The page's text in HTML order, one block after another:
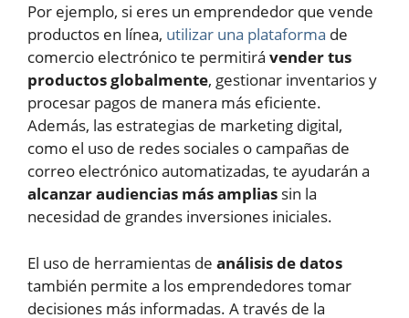
Por ejemplo, si eres un emprendedor que vende
productos en línea, utilizar una plataforma de
comercio electrónico te permitirá vender tus
productos globalmente, gestionar inventarios y
procesar pagos de manera más eficiente.
Además, las estrategias de marketing digital,
como el uso de redes sociales o campañas de
correo electrónico automatizadas, te ayudarán a
alcanzar audiencias más amplias sin la
necesidad de grandes inversiones iniciales.
El uso de herramientas de análisis de datos
también permite a los emprendedores tomar
decisiones más informadas. A través de la